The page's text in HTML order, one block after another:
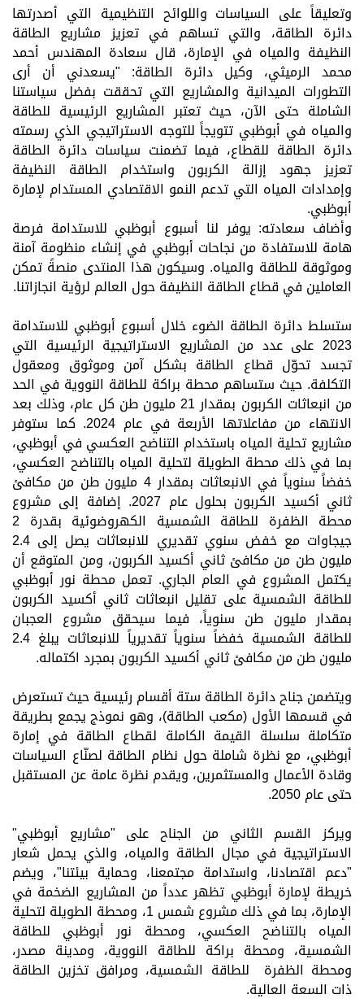
وتعليقاً على السياسات واللوائح التنظيمية التي أصدرتها
دائرة الطاقة، والتي تساهم في تعزيز مشاريع الطاقة
النظيفة والمياه في الإمارة، قال سعادة المهندس أحمد
محمد الرميثي، وكيل دائرة الطاقة: "يسعدني أن أرى
التطورات الميدانية والمشاريع التي تحققت بفضل سياستنا
الشاملة حتى الآن، حيث تعتبر المشاريع الرئيسية للطاقة
والمياه في أبوظبي تتويجاً للتوجه الاستراتيجي الذي رسمته
دائرة الطاقة للقطاع، فيما تضمنت سياسات دائرة الطاقة
تعزيز جهود إزالة الكربون واستخدام الطاقة النظيفة
وإمدادات المياه التي تدعم النمو الاقتصادي المستدام لإمارة
أبوظبي.
وأضاف سعادته: يوفر لنا أسبوع أبوظبي للاستدامة فرصة
هامة للاستفادة من نجاحات أبوظبي في إنشاء منظومة آمنة
وموثوقة للطاقة والمياه. وسيكون هذا المنتدى منصةً تمكن
العاملين في قطاع الطاقة النظيفة حول العالم لرؤية انجازاتنا.
ستسلط دائرة الطاقة الضوء خلال أسبوع أبوظبي للاستدامة
2023 على عدد من المشاريع الاستراتيجية الرئيسية التي
تجسد تحوّل قطاع الطاقة بشكل آمن وموثوق ومعقول
التكلفة. حيث ستساهم محطة براكة للطاقة النووية في الحد
من انبعاثات الكربون بمقدار 21 مليون طن كل عام، وذلك بعد
الانتهاء من مفاعلاتها الأربعة في عام 2024. كما ستوفر
مشاريع تحلية المياه باستخدام التناضح العكسي في أبوظبي،
بما في ذلك محطة الطويلة لتحلية المياه بالتناضح العكسي،
خفضاً سنوياً في الانبعاثات بمقدار 4 مليون طن من مكافئ
ثاني أكسيد الكربون بحلول عام 2027. إضافة إلى مشروع
محطة الظفرة للطاقة الشمسية الكهروضوئية بقدرة 2
جيجاوات مع خفض سنوي تقديري للانبعاثات يصل إلى 2.4
مليون طن من مكافئ ثاني أكسيد الكربون، ومن المتوقع أن
يكتمل المشروع في العام الجاري. تعمل محطة نور أبوظبي
للطاقة الشمسية على تقليل انبعاثات ثاني أكسيد الكربون
بمقدار مليون طن سنوياً، فيما سيحقق مشروع العجبان
للطاقة الشمسية خفضاً سنوياً تقديرياً للانبعاثات يبلغ 2.4
مليونطن من مكافئ ثاني أكسيد الكربون بمجرد اكتماله.
ويتضمن جناح دائرة الطاقة ستة أقسام رئيسية حيث تستعرض
في قسمها الأول (مكعب الطاقة)، وهو نموذج يجمع بطريقة
متكاملة سلسلة القيمة الكاملة لقطاع الطاقة في إمارة
أبوظبي، مع نظرة شاملة حول نظام الطاقة لصنّاع السياسات
وقادة الأعمال والمستثمرين، ويقدم نظرة عامة عن المستقبل
حتى عام 2050
.
ويركز القسم الثاني من الجناح على "مشاريع أبوظبي"
الاستراتيجية في مجال الطاقة والمياه، والذي يحمل شعار
"دعم اقتصادنا، واستدامة مجتمعنا، وحماية بيئتنا"، ويضم
خريطة لإمارة أبوظبي تظهر عدداً من المشاريع الضخمة في
الإمارة، بما في ذلك مشروع شمس 1، ومحطة الطويلة لتحلية
المياه بالتناضح العكسي، ومحطة نور أبوظبي للطاقة
الشمسية، ومحطة براكة للطاقة النووية، ومدينة مصدر،
ومحطة الظفرة للطاقة الشمسية، ومرافق تخزين الطاقة
ذات السعة العالية.